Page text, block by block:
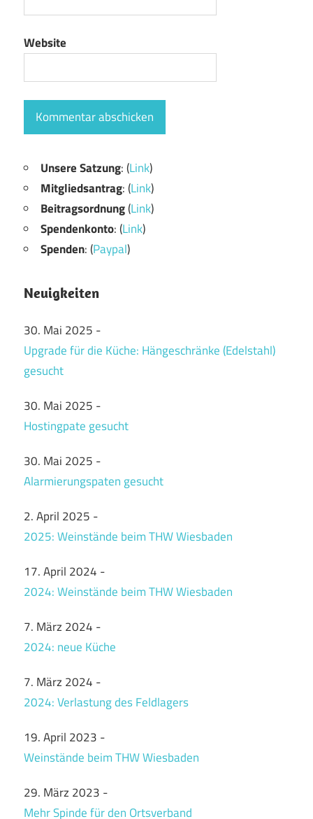
Website
Unsere Satzung: (Link)
Mitgliedsantrag: (Link)
Beitragsordnung(Link)
Spendenkonto: (Link)
Spenden: (Paypal)
Neuigkeiten
30. Mai 2025 -
Upgrade für die Küche: Hängeschränke (Edelstahl)
gesucht
30. Mai 2025 -
Hostingpate gesucht
30. Mai 2025 -
Alarmierungspaten gesucht
2. April 2025 -
2025: Weinstände beim THW Wiesbaden
17. April 2024 -
2024: Weinstände beim THW Wiesbaden
7. März 2024 -
2024: neue Küche
7. März 2024 -
2024: Verlastung des Feldlagers
19. April 2023 -
Weinstände beim THW Wiesbaden
29. März 2023 -
Mehr Spinde für den Ortsverband